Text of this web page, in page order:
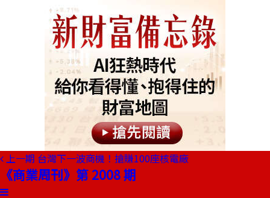
上一期 台灣下一波商機！搶賺100座核電廠
《商業周刊》第 2008 期